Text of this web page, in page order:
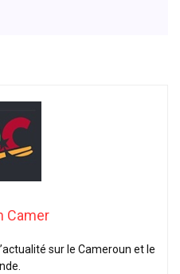
Camer
sur le Cameroun et le